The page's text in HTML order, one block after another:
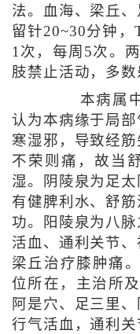
法。血海、梁丘、
留针20~30分钟，
1次，每周5次。
肢禁止活动，多数
本病属中
认为本病缘于局
寒湿邪，导致经筋
不荣则痛，故当
湿。阴陵泉为足
有健脾利水、舒
功。阳陵泉为八
活血、通利关节
梁丘治疗膝肿痛
位所在，主治所
阿是穴、足三里
行气活血，通利关